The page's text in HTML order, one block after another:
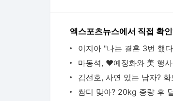
엑스포츠뉴스에서 직접 확